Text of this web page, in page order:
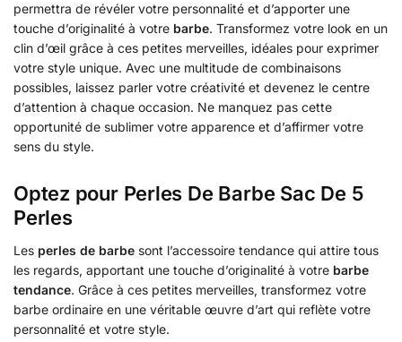
permettra de révéler votre personnalité et d’apporter une
touche d’originalité à votre barbe. Transformez votre look en un
clin d’œil grâce à ces petites merveilles, idéales pour exprimer
votre style unique. Avec une multitude de combinaisons
possibles, laissez parler votre créativité et devenez le centre
d’attention à chaque occasion. Ne manquez pas cette
opportunité de sublimer votre apparence et d’affirmer votre
sens du style.
Optez pour Perles De Barbe Sac De 5
Perles
Les perles de barbe sont l’accessoire tendance qui attire tous
les regards, apportant une touche d’originalité à votre barbe
tendance. Grâce à ces petites merveilles, transformez votre
barbe ordinaire en une véritable œuvre d’art qui reflète votre
personnalité et votre style.